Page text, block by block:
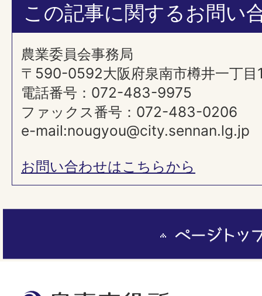
この記事に関するお問い
農業委員会事務局
〒590-0592大阪府泉南市樽井一丁目
電話番号：072-483-9975
ファックス番号：072-483-0206
e-mail:nougyou@city.sennan.lg.jp
お問い合わせはこちらから